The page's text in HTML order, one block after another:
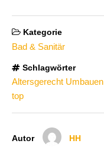
Kategorie
Bad & Sanitär
Schlagwörter
Altersgerecht Umbauen
top
Autor HH